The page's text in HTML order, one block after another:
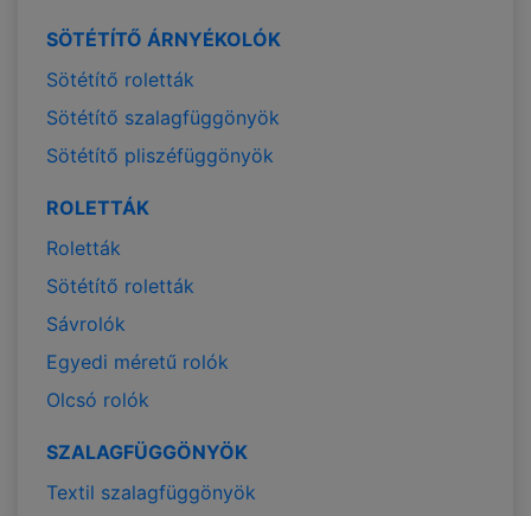
SÖTÉTÍTŐ ÁRNYÉKOLÓK
Sötétítő roletták
Sötétítő szalagfüggönyök
Sötétítő pliszéfüggönyök
ROLETTÁK
Roletták
Sötétítő roletták
Sávrolók
Egyedi méretű rolók
Olcsó rolók
SZALAGFÜGGÖNYÖK
Textil szalagfüggönyök